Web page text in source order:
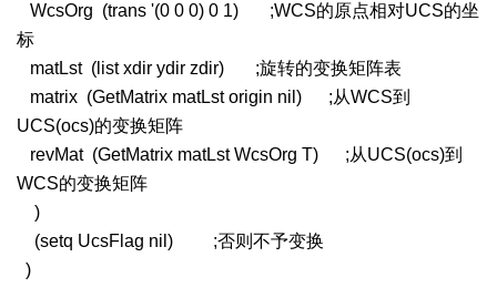
WcsOrg (trans '(0 0 0) 0 1) ;WCS的原点相对UCS的坐
标
matLst (list xdir ydir zdir) ;旋转的变换矩阵表
matrix (GetMatrix matLst origin nil) ;从WCS到
UCS(ocs)的变换矩阵
revMat (GetMatrix matLst WcsOrg T) ;从UCS(ocs)到
WCS的变换矩阵
)
(setq UcsFlag nil) ;否则不予变换
)